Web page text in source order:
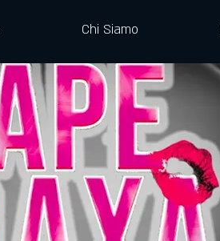
Chi Siamo